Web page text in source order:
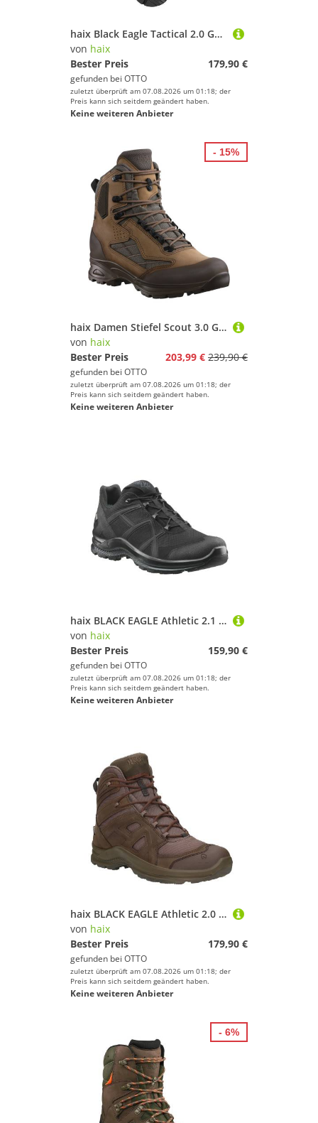
haix Black Eagle Tactical 2.0 GTX mid Black Wanderschuh
von haix
Bester Preis
179,90 €
gefunden bei OTTO
zuletzt überprüft am 07.08.2026 um 01:18; der
Preis kann sich seitdem geändert haben.
Keine weiteren Anbieter
haix Damen Stiefel Scout 3.0 GTX Wanderschuh
von haix
Bester Preis
203,99 € 239,90 €
gefunden bei OTTO
zuletzt überprüft am 07.08.2026 um 01:18; der
Preis kann sich seitdem geändert haben.
Keine weiteren Anbieter
- 15%
haix BLACK EAGLE Athletic 2.1 GTX LOW Arbeitsschuh (1-tlg)
von haix
Bester Preis
159,90 €
gefunden bei OTTO
zuletzt überprüft am 07.08.2026 um 01:18; der
Preis kann sich seitdem geändert haben.
Keine weiteren Anbieter
haix BLACK EAGLE Athletic 2.0 N GTX MID Wanderschuh (1-tlg)
von haix
Bester Preis
179,90 €
gefunden bei OTTO
zuletzt überprüft am 07.08.2026 um 01:18; der
Preis kann sich seitdem geändert haben.
Keine weiteren Anbieter
- 6%